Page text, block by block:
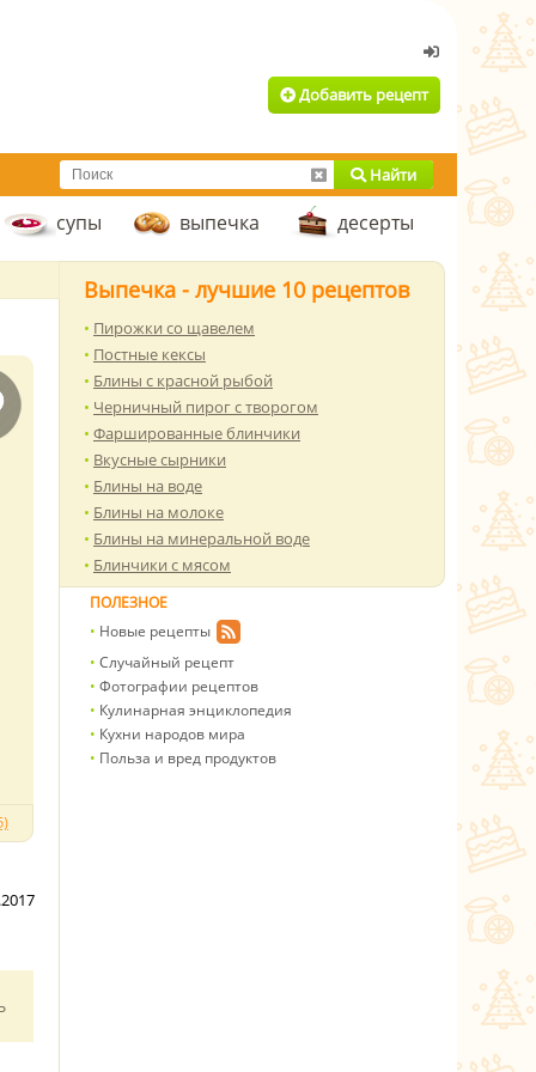
Добавить рецепт
Найти
супы выпечка десерты
Выпечка - лучшие 10 рецептов
Пирожки со щавелем
Постные кексы
Блины с красной рыбой
Черничный пирог с творогом
Фаршированные блинчики
Вкусные сырники
Блины на воде
Блины на молоке
Блины на минеральной воде
Блинчики с мясом
ПОЛЕЗНОЕ
Новые рецепты
Случайный рецепт
Фотографии рецептов
Кулинарная энциклопедия
Кухни народов мира
Польза и вред продуктов